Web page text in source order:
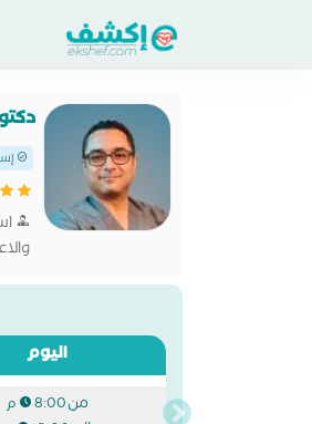
اليوم
من8:00 م